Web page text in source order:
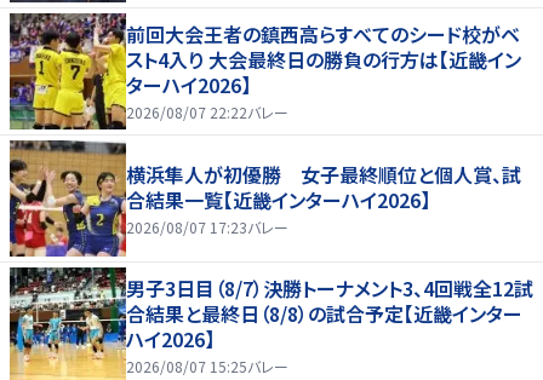
前回大会王者の鎮西高らすべてのシード校がベ
スト4入り 大会最終日の勝負の行方は【近畿イン
ターハイ2026】
2026/08/07 22:22バレー
横浜隼人が初優勝 女子最終順位と個人賞、試
合結果一覧【近畿インターハイ2026】
2026/08/07 17:23バレー
男子3日目（8/7）決勝トーナメント3、4回戦全12試
合結果と最終日（8/8）の試合予定【近畿インター
ハイ2026】
2026/08/07 15:25バレー